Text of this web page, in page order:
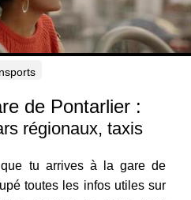
Hôtels
Taxis
Horaires
de Pontarlier :
régionaux, taxis
tu arrives à la gare de
toutes les infos utiles sur